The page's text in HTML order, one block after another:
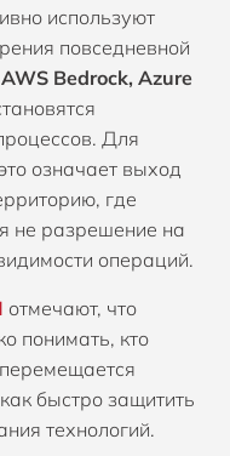
используют
повседневной
AWS Bedrock, Azure
Для
означает выход
где
не разрешение на
операций.
отмечают, что
понимать, кто
быстро защитить
технологий.